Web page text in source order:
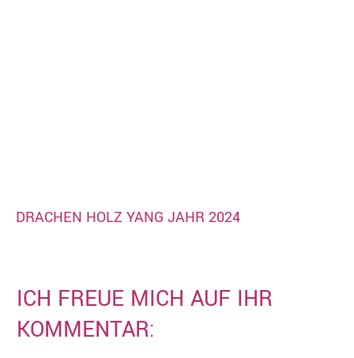
DRACHEN HOLZ YANG JAHR 2024
ICH FREUE MICH AUF IHR
KOMMENTAR: